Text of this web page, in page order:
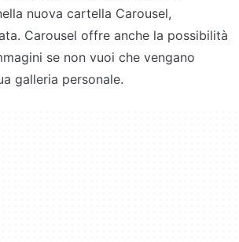
nuova cartella Carousel,
Carousel offre anche la possibilità
se non vuoi che vengano
galleria personale.